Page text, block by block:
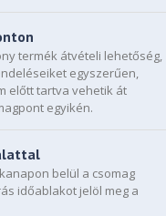
termék átvételi lehetőség,
egyszerűen,
előtt tartva vehetik át
egyikén.
belül a csomag
időablakot jelöl meg a